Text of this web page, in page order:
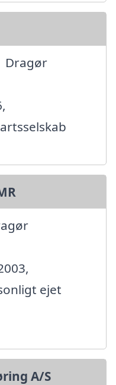
Dragør
ejet
A/S